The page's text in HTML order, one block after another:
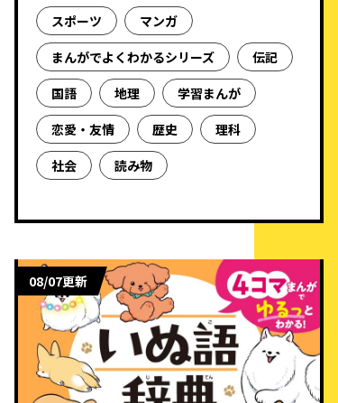
スポーツ
マンガ
まんがでよくわかるシリーズ
伝記
国語
地理
学習まんが
恋愛・友情
歴史
理科
社会
読み物
08/07更新